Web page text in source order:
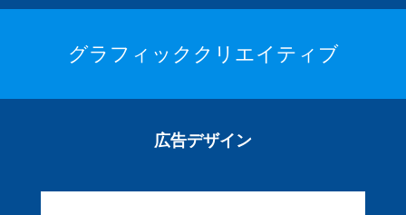
グラフィッククリエイティブ
広告デザイン